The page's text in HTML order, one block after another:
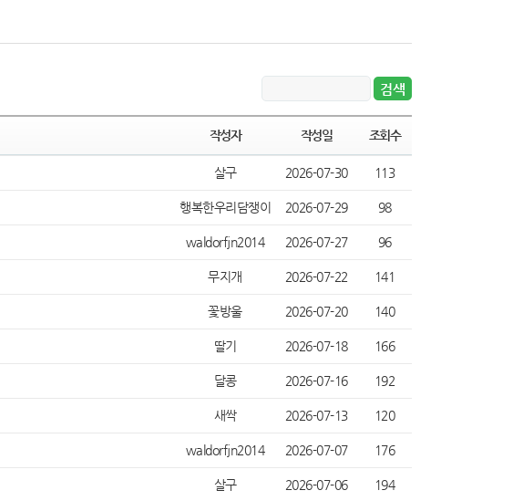
작성자 작성일 조회수
살구 2026-07-30 113
행복한우리담쟁이 2026-07-29 98
waldorfjn2014 2026-07-27 96
무지개 2026-07-22 141
꽃방울 2026-07-20 140
딸기 2026-07-18 166
달콩 2026-07-16 192
새싹 2026-07-13 120
waldorfjn2014 2026-07-07 176
살구 2026-07-06 194